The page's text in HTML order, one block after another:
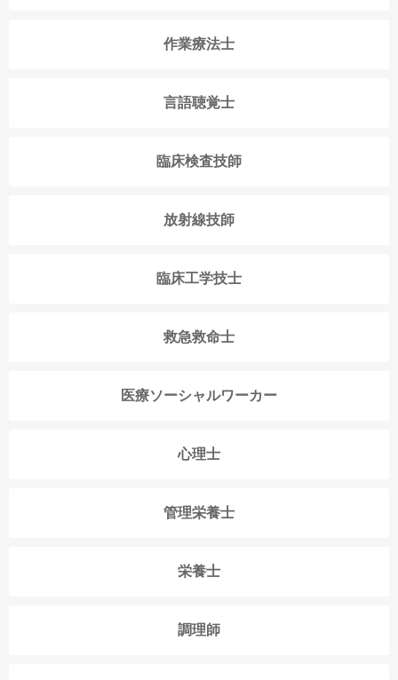
作業療法士
言語聴覚士
臨床検査技師
放射線技師
臨床工学技士
救急救命士
医療ソーシャルワーカー
心理士
管理栄養士
栄養士
調理師